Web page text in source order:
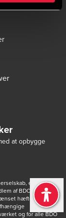
at opbygge
en
af BDO
hæftelse - og
og for alle BDO